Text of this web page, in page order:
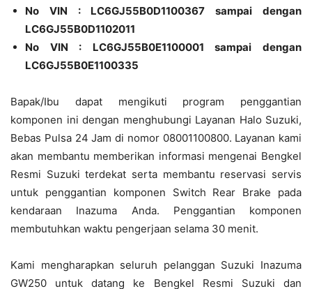
No VIN : LC6GJ55B0D1100367 sampai dengan
LC6GJ55B0D1102011
No VIN : LC6GJ55B0E1100001 sampai dengan
LC6GJ55B0E1100335
Bapak/Ibu dapat mengikuti program penggantian
komponen ini dengan menghubungi Layanan Halo Suzuki,
Bebas Pulsa 24 Jam di nomor 08001100800. Layanan kami
akan membantu memberikan informasi mengenai Bengkel
Resmi Suzuki terdekat serta membantu reservasi servis
untuk penggantian komponen Switch Rear Brake pada
kendaraan Inazuma Anda. Penggantian komponen
membutuhkan waktu pengerjaan selama 30 menit.
Kami mengharapkan seluruh pelanggan Suzuki Inazuma
GW250 untuk datang ke Bengkel Resmi Suzuki dan